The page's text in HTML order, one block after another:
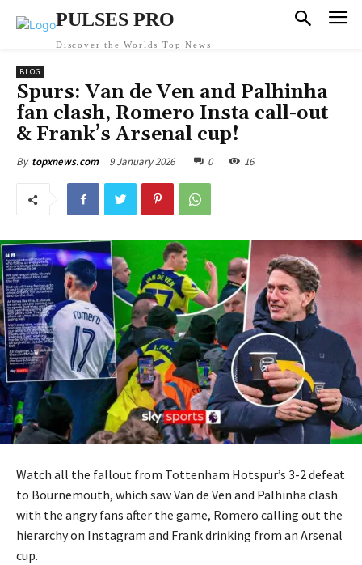
PULSES PRO
Discover the Worlds Top News
BLOG
Spurs: Van de Ven and Palhinha
fan clash, Romero Insta call-out
& Frank’s Arsenal cup!
By topxnews.com 9 January 2026 0 16
Watch all the fallout from Tottenham Hotspur’s 3-2 defeat
to Bournemouth, which saw Van de Ven and Palhinha clash
with the angry fans after the game, Romero calling out the
hierarchy on Instagram and Frank drinking from an Arsenal
cup.